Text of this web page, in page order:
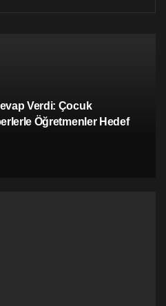
Verdi: Çocuk
Öğretmenler Hedef